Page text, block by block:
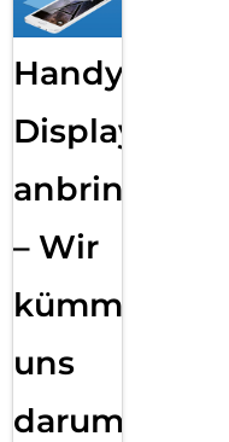
Handy
Displayfolie
anbringen
– Wir
kümmern
uns
darum!